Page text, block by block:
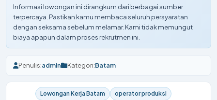
Informasi lowongan ini dirangkum dari berbagai sumber
terpercaya. Pastikan kamu membaca seluruh persyaratan
dengan seksama sebelum melamar. Kami tidak memungut
biaya apapun dalam proses rekrutmen ini.
Penulis:admin Kategori:Batam
Lowongan Kerja Batam
operator produksi